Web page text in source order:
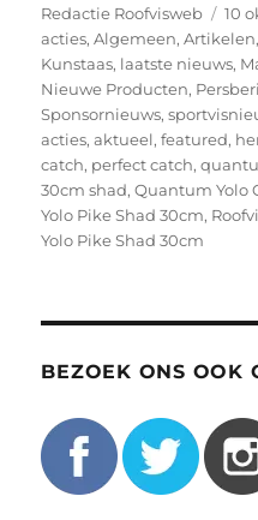
Auteur
Redactie Roofvisweb
op
10
acties,Algemeen,Artikelen,
Kunstaas, laatste nieuws,
Nieuwe Producten,
Sponsornieuws,
acties,aktueel,featured,
catch, perfect catch,
30cm shad,Quantum Yolo
Yolo Pike Shad 30cm,
Yolo Pike Shad 30cm
BEZOEK ONS OOK